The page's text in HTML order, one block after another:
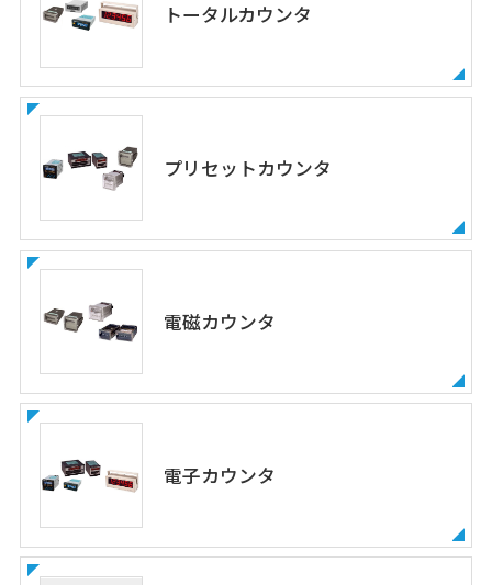
トータルカウンタ
プリセットカウンタ
電磁カウンタ
電子カウンタ